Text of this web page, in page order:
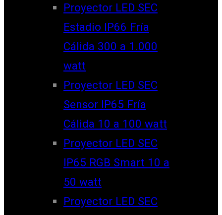
Proyector LED SEC
Estadio IP66 Fría
Cálida 300 a 1.000
watt
Proyector LED SEC
Sensor IP65 Fría
Cálida 10 a 100 watt
Proyector LED SEC
IP65 RGB Smart 10 a
50 watt
Proyector LED SEC